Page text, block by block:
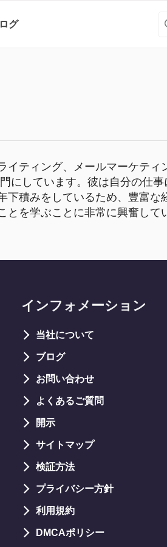
グ
ティング、メールマーケティ
にしています。彼は自分の仕事
積みをしているため、豊富な
を学ぶことに非常に興奮して
インフォメーション
当社について
ブログ
お問い合わせ
よくあるご質問
開示
サイトマップ
検証方法
プライバシー方針
利用規約
DMCAポリシー